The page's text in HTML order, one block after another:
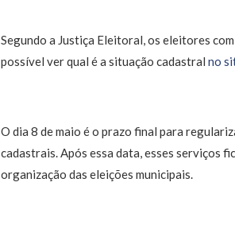
Segundo a Justiça Eleitoral, os eleitores
possível ver qual é a situação cadastral no
O dia 8 de maio é o prazo final para
cadastrais. Após essa data, esses serviços
organização das eleições municipais.